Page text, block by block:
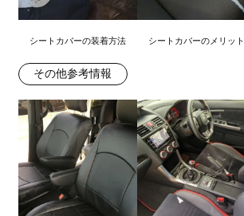
シートカバーの装着方法 シートカバーのメリット
その他参考情報